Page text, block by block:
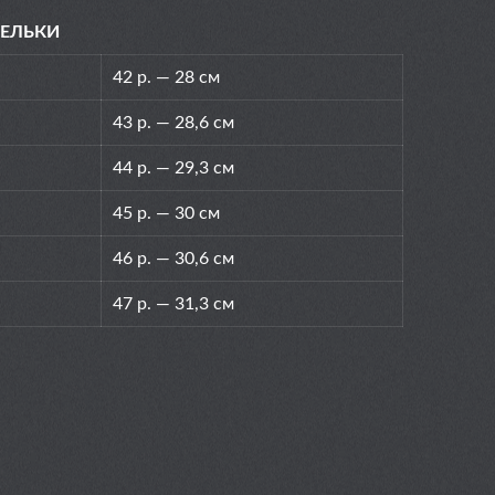
42 р. — 28 см
43 р. — 28,6 см
44 р. — 29,3 см
45 р. — 30 см
46 р. — 30,6 см
47 р. — 31,3 см